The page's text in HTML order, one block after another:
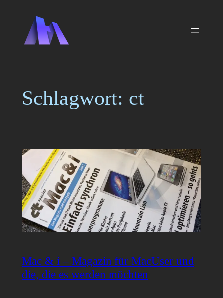
springen
Schlagwort: ct
Mac & i – Magazin für MacUser und
die, die es werden möchten